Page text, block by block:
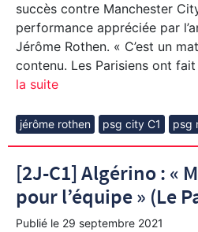
succès contre Manchester
performance appréciée par
Jérôme Rothen. « C’est un
contenu. Les Parisiens ont
la suite
jérôme rothen psg city C1 psg
[2J-C1] Algérino : «
pour l’équipe » (Le
Publié le 29 septembre 2021